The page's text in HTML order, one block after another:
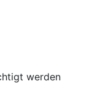
werden